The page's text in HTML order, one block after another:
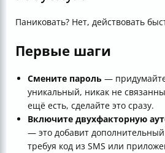
Паниковать? Нет, действовать
Первые шаги
Смените пароль —
уникальный, никак не
ещё есть, сделайте это сразу.
Включите двухфакторную
— это добавит
требуя код из SMS или